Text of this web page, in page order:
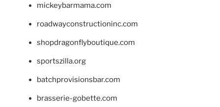
mickeybarmama.com
roadwayconstructioninc.com
shopdragonflyboutique.com
sportszilla.org
batchprovisionsbar.com
brasserie-gobette.com